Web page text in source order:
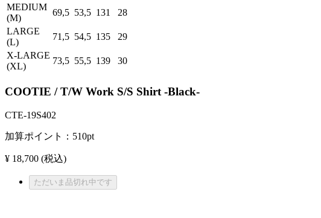
MEDIUM
(M)
69,5 53,5 131
28
LARGE
(L)
71,5 54,5 135
29
X-LARGE
(XL)
73,5 55,5 139 30
COOTIE / T/W Work S/S Shirt -Black-
CTE-19S402
加算ポイント： 510pt
¥ 18,700 (税込)
ただいま品切れ中です